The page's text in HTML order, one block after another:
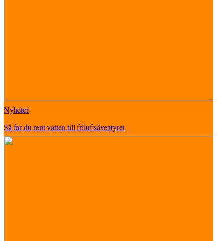
Nyheter
Så får du rent vatten till friluftsäventyret